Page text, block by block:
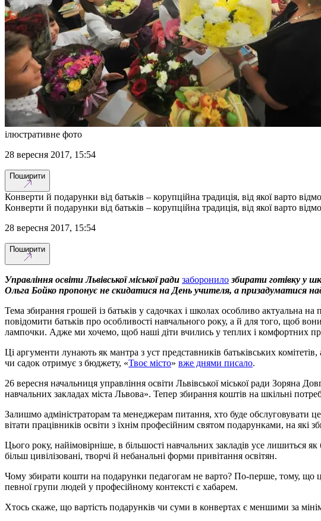
ілюстративне фото
28 вересня 2017, 15:54
Поширити
Конверти й подарунки від батьків – корупційна традиція, від якої варто
Конверти й подарунки від батьків – корупційна традиція, від якої варто
28 вересня 2017, 15:54
Поширити
Управління освіти Львівської міської ради заборонило збирати готівку у
Ольга Бойко пропонує не скидатися на День учителя, а призадуматися
Тема збирання грошей із батьків у садочках і школах особливо актуальна
повідомити батьків про особливості навчального року, а й для того, щоб
лампочки. Адже ми хочемо, щоб наші діти вчились у теплих і комфортних
Ці аргументи лунають як мантра з уст представників батьківських
чи садок отримує з бюджету, «Твоє місто» вже днями писало.
26 вересня начальниця управління освіти Львівської міської ради Зоряна
навчальних закладах міста Львова». Тепер збирання коштів на шкільні
Залишмо адміністраторам та менеджерам питання, хто буде обслуговувати
вітати працівників освіти з їхнім професійним святом подарунками, на які
Цього року, найімовірніше, в більшості навчальних закладів усе лишиться
більш цивілізовані, творчі й небанальні форми привітання освітян.
Чому збирати кошти на подарунки педагогам не варто? По-перше, тому, що
певної групи людей у професійному контексті є хабарем.
Хтось скаже, що вартість подарунків чи суми в конвертах є меншими за